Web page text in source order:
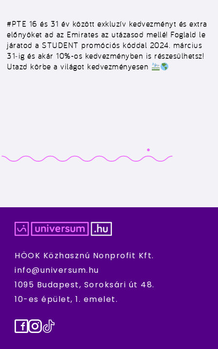
#PTE 16 és 31 év között exkluzív kedvezményt és extra
előnyöket ad az Emirates az utázasod mellé! Foglald le
járatod a STUDENT promóciós kóddal 2024. március
31‑ig és akár 10%-os kedvezményben is részesülhetsz!
Utazd körbe a világot kedvezményesen
HÖOK Közhasznú Nonprofit Kft.
info@universum.hu
1095 Budapest, Soroksári út 48.
10-es épület, 1. emelet.
Facebook
Instagram
TikTok